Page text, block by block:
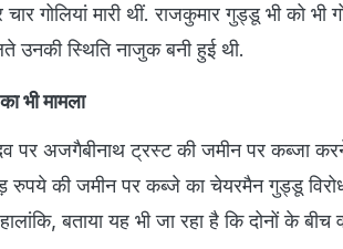
गोलियां मारी थीं. राजकुमार गुड्डू भी को भी
स्थिति नाजुक बनी हुई थी.
भी मामला
पर अजगैबीनाथ ट्रस्ट की जमीन पर कब्जा
रुपये की जमीन पर कब्जे का चेयरमैन गुड्डू
बताया यह भी जा रहा है कि दोनों के बीच